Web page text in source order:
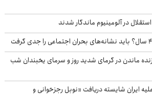
در آلومینیوم ماندگار شدند
ماندن در گرمای شدید روز و سرمای یخبندان شب
ایران شایسته دریافت «نوبل رجزخوانی و